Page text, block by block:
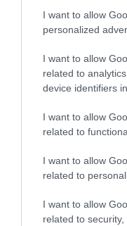
I want to allow
personalized
I want to allow
related to
device identifiers
I want to allow
related to
I want to allow
related to
I want to allow
related to